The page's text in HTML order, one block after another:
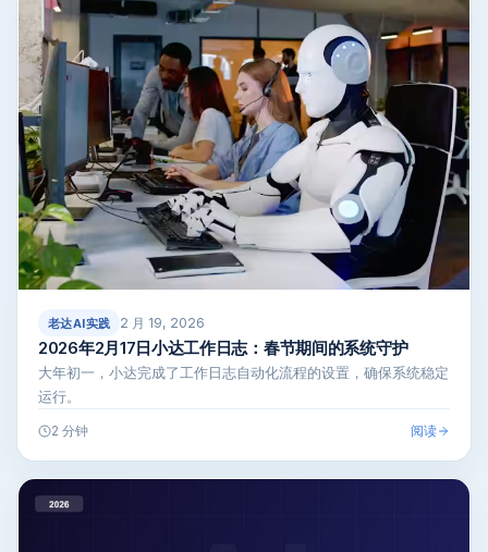
老达AI实践 2 月 19, 2026
2026年2月17日小达工作日志：春节期间的系统守护
大年初一，小达完成了工作日志自动化流程的设置，确保系统稳定
运行。
2 分钟 阅读